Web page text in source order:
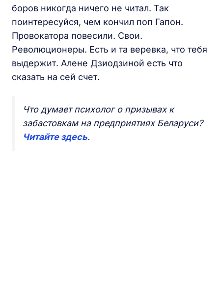
боров никогда ничего не читал. Так
поинтересуйся, чем кончил поп Гапон.
Провокатора повесили. Свои.
Революционеры. Есть и та веревка, что тебя
выдержит. Алене Дзиодзиной есть что
сказать на сей счет.
Что думает психолог о призывах к
забастовкам на предприятиях Беларуси?
Читайте здесь.